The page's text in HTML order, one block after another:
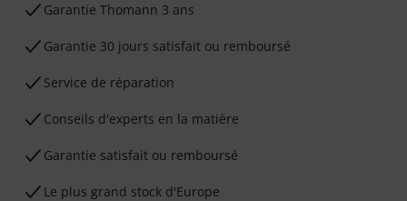
Ga­ran­tie Thomann 3 ans
Garantie 30 jours satisfait ou remboursé
Service de réparation
Conseils d'experts en la matière
Garantie satisfait ou remboursé
Le plus grand stock d'Europe